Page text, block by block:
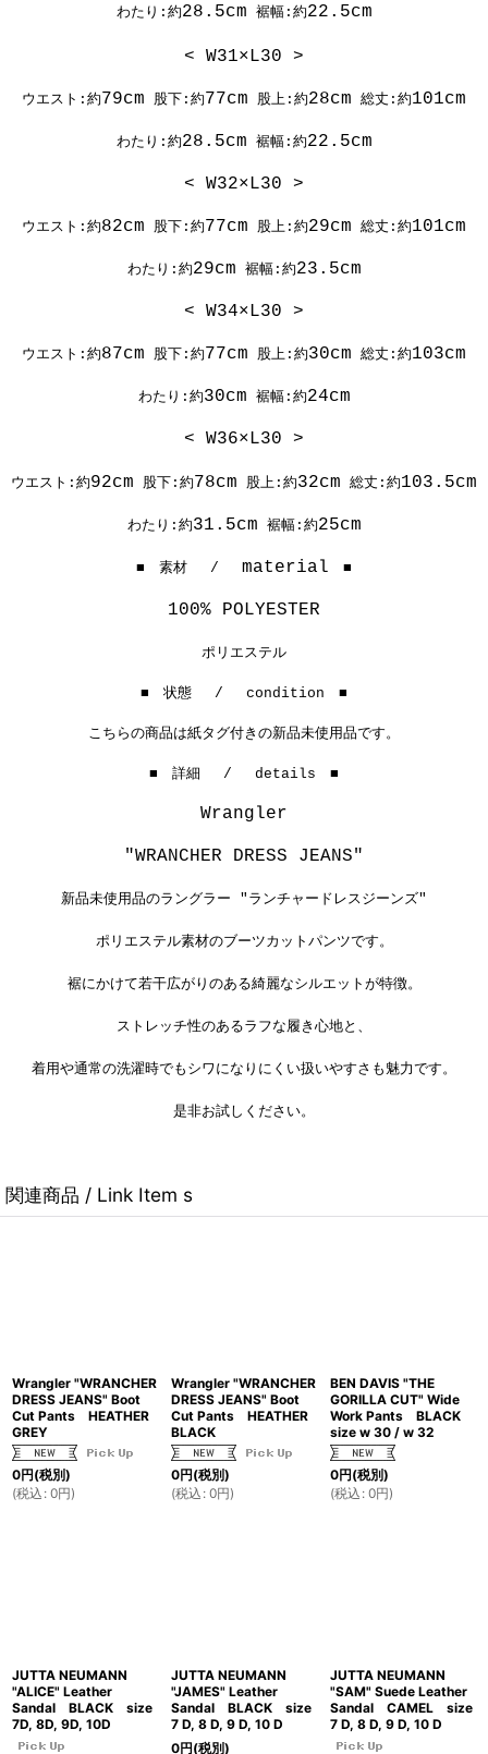
わたり:約28.5cm 裾幅:約22.5cm
< W31×L30 >
ウエスト:約79cm 股下:約77cm 股上:約28cm 総丈:約101cm
わたり:約28.5cm 裾幅:約22.5cm
< W32×L30 >
ウエスト:約82cm 股下:約77cm 股上:約29cm 総丈:約101cm
わたり:約29cm 裾幅:約23.5cm
< W34×L30 >
ウエスト:約87cm 股下:約77cm 股上:約30cm 総丈:約103cm
わたり:約30cm 裾幅:約24cm
< W36×L30 >
ウエスト:約92cm 股下:約78cm 股上:約32cm 総丈:約103.5cm
わたり:約31.5cm 裾幅:約25cm
■ 素材 / material ■
100% POLYESTER
ポリエステル
■ 状態 / condition ■
こちらの商品は紙タグ付きの新品未使用品です。
■ 詳細 / details ■
Wrangler
"WRANCHER DRESS JEANS"
新品未使用品のラングラー " ランチャードレスジーンズ"
ポリエステル素材のブーツカットパンツです。
裾にかけて若干広がりのある綺麗なシルエットが特徴。
ストレッチ性のあるラフな履き心地と、
着用や通常の洗濯時でもシワになりにくい扱いやすさも 魅力です。
是非お試しください。
関連商品 / Link Item s
Wrangler "WRANCHER
DRESS JEANS" Boot
Cut Pants HEATHER
GREY
0円(税別)
(税込 : 0円)
Wrangler "WRANCHER
DRESS JEANS" Boot
Cut Pants HEATHER
BLACK
0円(税別)
(税込 : 0円)
BEN DAVIS "THE
GORILLA CUT" Wide
Work Pants BLACK
size w 30 / w 32
0円(税別)
(税込 : 0円)
JUTTA NEUMANN
"ALICE" Leather
Sandal BLACK size
7D, 8D, 9D, 10D
JUTTA NEUMANN
"JAMES" Leather
Sandal BLACK size
7 D, 8 D, 9 D, 10 D
0円(税別)
JUTTA NEUMANN
"SAM" Suede Leather
Sandal CAMEL size
7 D, 8 D, 9 D, 10 D